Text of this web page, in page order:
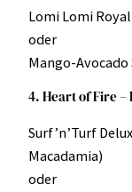
Lomi Lomi
oder
Mango-Avocado
4. Heart of Fire
Surf’n’Turf
Macadamia)
oder